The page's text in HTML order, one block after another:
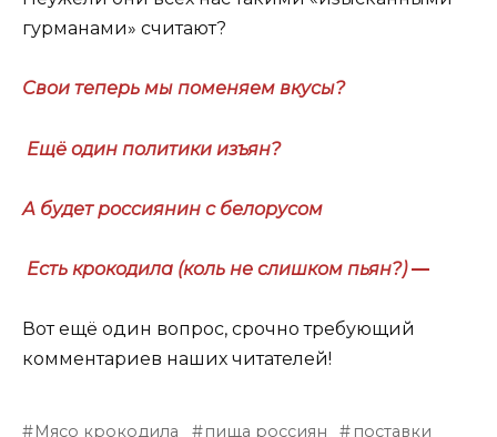
гурманами» считают?
Свои теперь мы поменяем вкусы?
Ещё один политики изъян?
А будет россиянин с белорусом
Есть крокодила (коль не слишком пьян?)—
Вот ещё один вопрос, срочно требующий
комментариев наших читателей!
Мясо крокодила пища россиян поставки